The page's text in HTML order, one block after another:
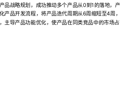
品战略规划，成功推动多个产品从0到1的落地，
产品开发流程，将产品迭代周期从6周缩短至4周
主导产品功能优化，使产品在同类竞品中的市场